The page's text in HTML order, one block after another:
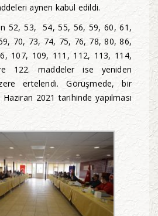
aynen kabul edildi.
52, 53, 54, 55, 56, 59, 60, 61,
70, 73, 74, 75, 76, 78, 80, 86,
107, 109, 111, 112, 113, 114,
122. maddeler ise yeniden
ertelendi. Görüşmede, bir
2021 tarihinde yapılması